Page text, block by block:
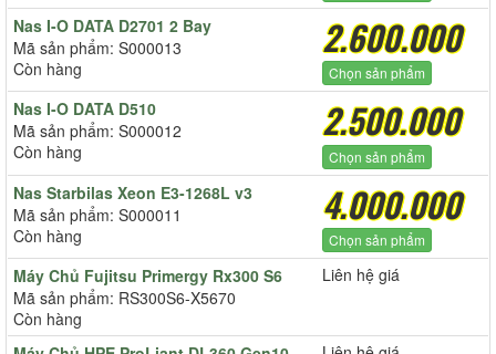
Nas I-O DATA D2701 2 Bay
Mã sản phẩm: S000013
Còn hàng
2.600.000
Chọn sản phẩm
Nas I-O DATA D510
Mã sản phẩm: S000012
Còn hàng
2.500.000
Chọn sản phẩm
Nas Starbilas Xeon E3-1268L v3
Mã sản phẩm: S000011
Còn hàng
4.000.000
Chọn sản phẩm
Máy Chủ Fujitsu Primergy Rx300 S6
Mã sản phẩm: RS300S6-X5670
Còn hàng
Liên hệ giá